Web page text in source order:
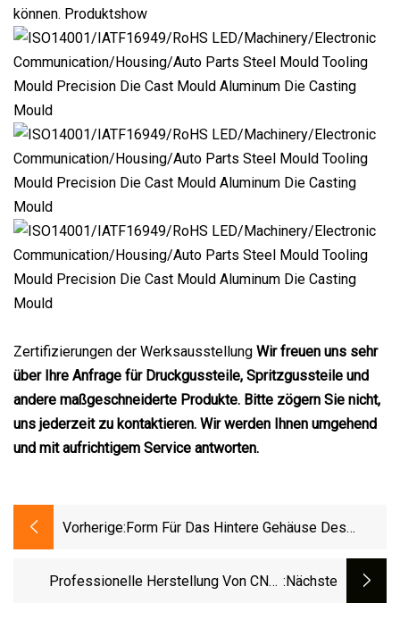
können. Produktshow
Zertifizierungen der Werksausstellung Wir freuen uns sehr
über Ihre Anfrage für Druckgussteile, Spritzgussteile und
andere maßgeschneiderte Produkte. Bitte zögern Sie nicht,
uns jederzeit zu kontaktieren. Wir werden Ihnen umgehend
und mit aufrichtigem Service antworten.
Vorherige:Form Für Das Hintere Gehäuse Des
Professionelle Herstellung Von CNC- :nächste